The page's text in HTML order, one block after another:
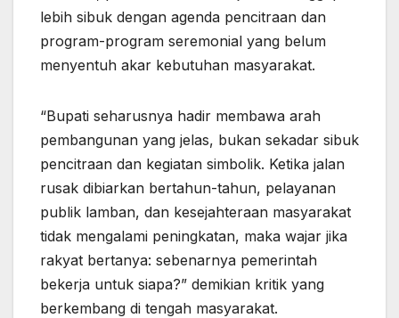
lebih sibuk dengan agenda pencitraan dan
program-program seremonial yang belum
menyentuh akar kebutuhan masyarakat.
“Bupati seharusnya hadir membawa arah
pembangunan yang jelas, bukan sekadar sibuk
pencitraan dan kegiatan simbolik. Ketika jalan
rusak dibiarkan bertahun-tahun, pelayanan
publik lamban, dan kesejahteraan masyarakat
tidak mengalami peningkatan, maka wajar jika
rakyat bertanya: sebenarnya pemerintah
bekerja untuk siapa?” demikian kritik yang
berkembang di tengah masyarakat.